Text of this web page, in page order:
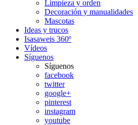
Limpieza y orden
Decoración y manualidades
Mascotas
Ideas y trucos
Isasaweis 360º
Vídeos
Síguenos
Síguenos
facebook
twitter
google+
pinterest
instagram
youtube